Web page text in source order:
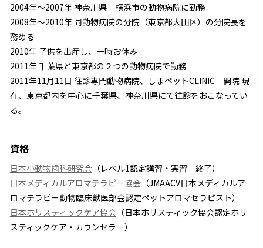
2004年～2007年 神奈川県 横浜市の動物病院に勤務
2008年～2010年 同動物病院の分院（東京都大田区）の分院長を
務める
2010年 子供を出産し、一時お休み
2011年 千葉県と東京都の２つの動物病院で勤務
2011年11月11日 往診専門動物病院、しまペットCLINIC 開院 現
在、東京都内を中心に千葉県、神奈川県にて往診をおこなってい
る。
資格
日本小動物歯科研究会（レベル1認定講習・実習 終了）
日本メディカルアロマテラピー協会（JMAACV日本メディカルア
ロマテラピー動物臨床獣医部会認定ペットアロマセラピスト）
日本ホリスティックケア協会（日本ホリスティック協会認定ホリ
スティックケア・カウンセラー）